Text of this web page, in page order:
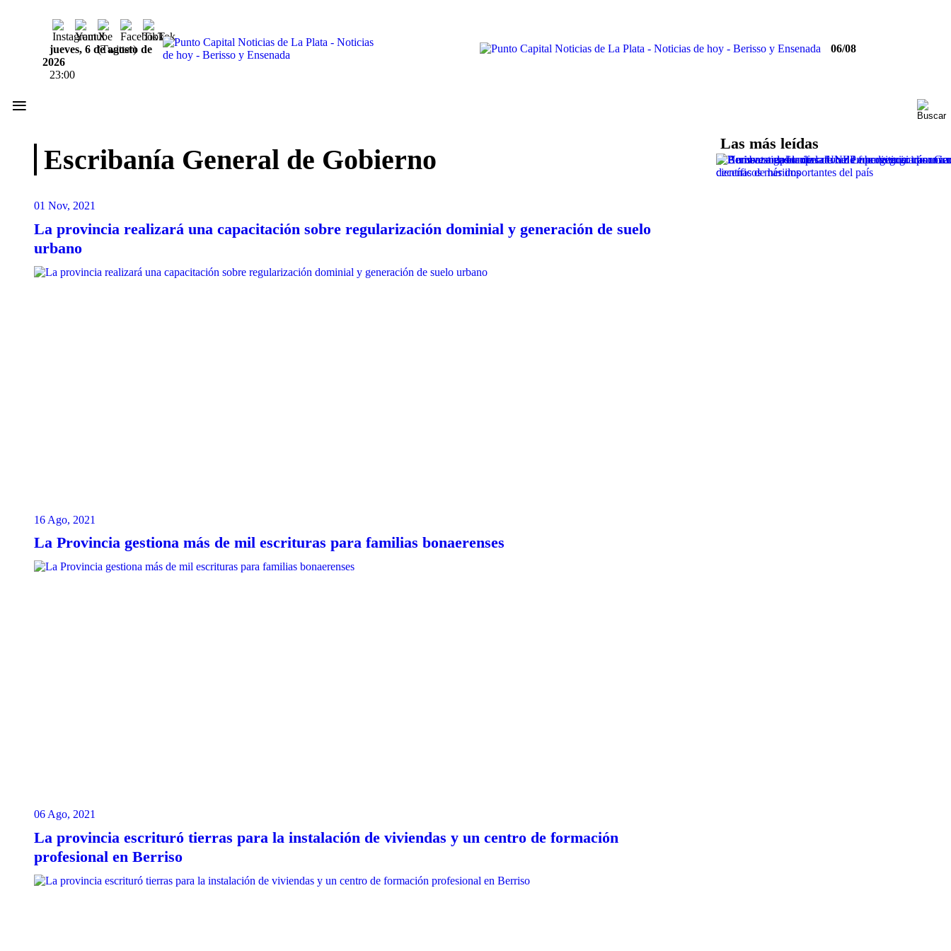
jueves, 6 de agosto de
2026
23:00
06/08
≡
Las más leídas
Escribanía General de Gobierno
01 Nov, 2021
La provincia realizará una capacitación sobre regularización dominial y generación de suelo
urbano
16 Ago, 2021
La Provincia gestiona más de mil escrituras para familias bonaerenses
06 Ago, 2021
La provincia escrituró tierras para la instalación de viviendas y un centro de formación
profesional en Berriso